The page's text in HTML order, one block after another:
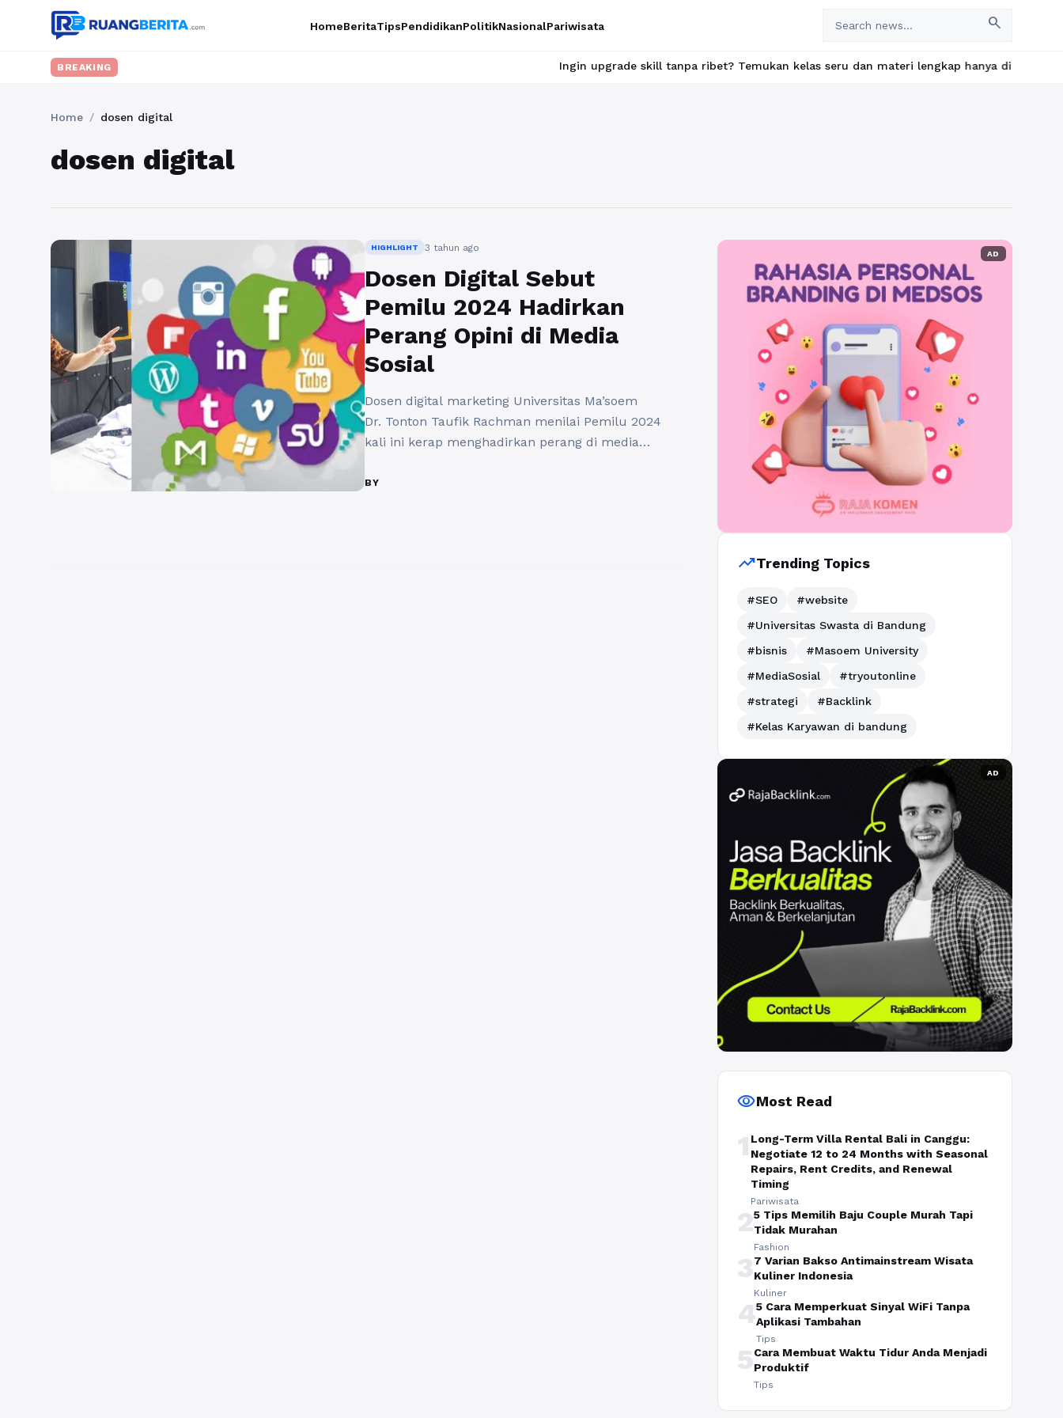
HomeBeritaTipsPendidikanPolitikNasionalPariwisata search
BREAKING Ingin upgrade skill tanpa ribet? Temukan kelas seru dan materi lengkap hanya di YukBelajar.com.
Home / dosen digital
dosen digital
HIGHLIGHT 3 tahun ago
Dosen Digital Sebut
Pemilu 2024 Hadirkan
Perang Opini di Media
Sosial
Dosen digital marketing Universitas Ma’soem
Dr. Tonton Taufik Rachman menilai Pemilu 2024
kali ini kerap menghadirkan perang di media
masyarakat yang kini lebih suka mendapatkan
BY
AD
trending_upTrending Topics
#SEO
#website
#Universitas Swasta di Bandung
#bisnis
#Masoem University
#MediaSosial
#tryoutonline
#strategi
#Backlink
#Kelas Karyawan di bandung
AD
visibilityMost Read
1 Long-Term Villa Rental Bali in Canggu:
Negotiate 12 to 24 Months with Seasonal
Repairs, Rent Credits, and Renewal
Timing
Pariwisata
25 Tips Memilih Baju Couple Murah Tapi
Tidak Murahan
Fashion
37 Varian Bakso Antimainstream Wisata
Kuliner Indonesia
Kuliner
45 Cara Memperkuat Sinyal WiFi Tanpa
Aplikasi Tambahan
Tips
5Cara Membuat Waktu Tidur Anda Menjadi
Produktif
Tips